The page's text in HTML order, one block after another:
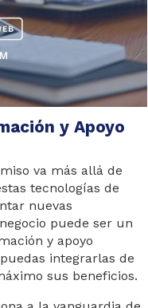
y Apoyo
va más allá de
tecnologías de
nuevas
puede ser un
y apoyo
integrarlas de
sus beneficios.